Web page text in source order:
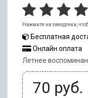
Нажмите на звездочки,
Бесплатная
Онлайн оплата
Летнее
70 руб.